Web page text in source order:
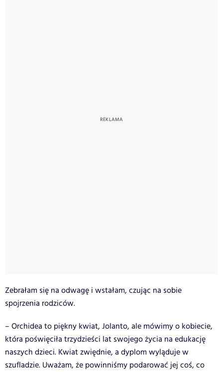
Zebrałam się na odwagę i wstałam, czując na sobie
spojrzenia rodziców.
– Orchidea to piękny kwiat, Jolanto, ale mówimy o kobiecie,
która poświęciła trzydzieści lat swojego życia na edukację
naszych dzieci. Kwiat zwiędnie, a dyplom wyląduje w
szufladzie. Uważam, że powinniśmy podarować jej coś, co